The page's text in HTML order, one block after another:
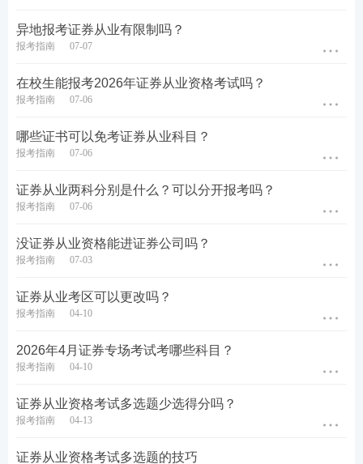
异地报考证券从业有限制吗？
报考指南 07-07
在校生能报考2026年证券从业资格考试吗？
报考指南 07-06
哪些证书可以免考证券从业科目？
报考指南 07-06
证券从业两科分别是什么？可以分开报考吗？
报考指南 07-06
没证券从业资格能进证券公司吗？
报考指南 07-03
证券从业考区可以更改吗？
报考指南 04-10
2026年4月证券专场考试考哪些科目？
报考指南 04-10
证券从业资格考试多选题少选得分吗？
报考指南 04-13
证券从业资格考试多选题的技巧